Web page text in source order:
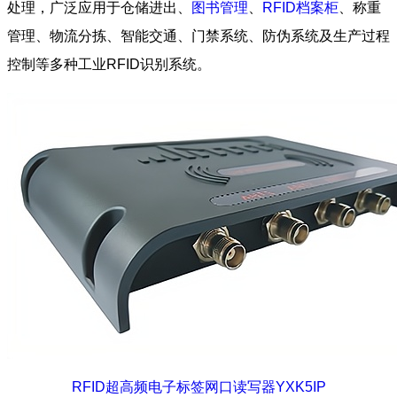
处理，广泛应用于仓储进出、 图书管理 RFID档案柜 、称重
管理、物流分拣、智能交通、门禁系统、防伪系统及生产过程
控制等多种工业RFID识别系统。
RFID超高频电子标签网口读写器YXK5IP